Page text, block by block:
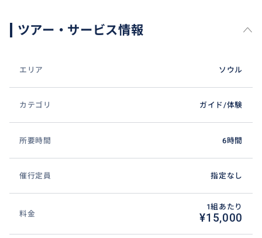
ツアー・サービス情報
エリア ソウル
カテゴリ ガイド/体験
所要時間 6時間
催行定員 指定なし
料金
1組あたり
¥15,000